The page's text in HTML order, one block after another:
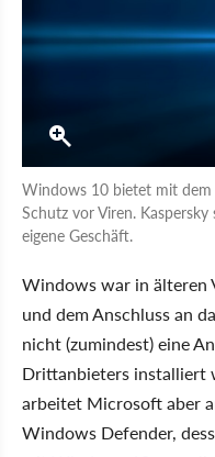
Windows 10 bietet mit
Schutz vor Viren.
eigene Geschäft.
Windows war in älteren
und dem Anschluss an
nicht (zumindest) eine
Drittanbieters installiert
arbeitet Microsoft aber
Windows Defender,